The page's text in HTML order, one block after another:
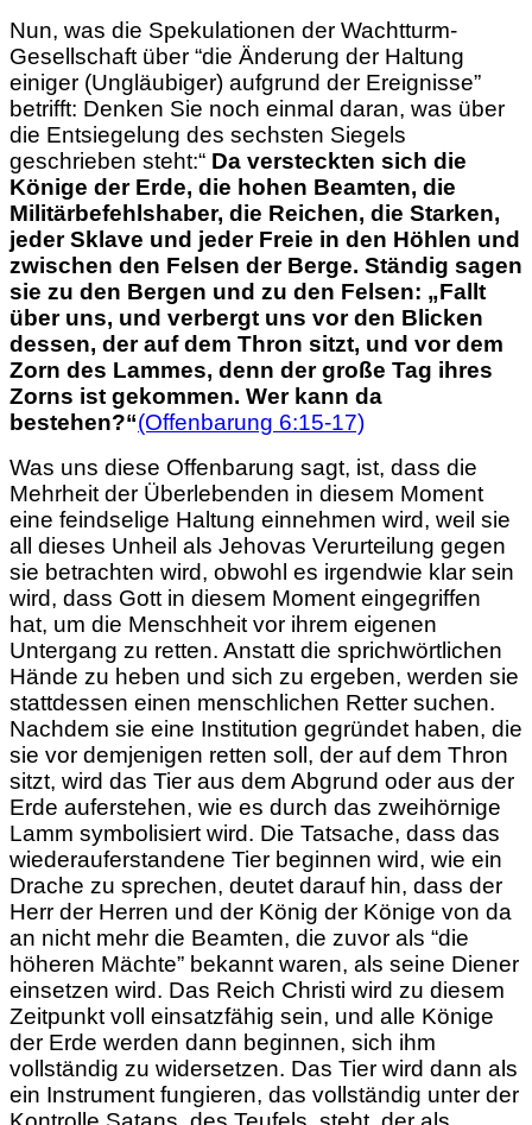
Nun, was die Spekulationen der Wachtturm-
Gesellschaft über “die Änderung der Haltung
einiger (Ungläubiger) aufgrund der Ereignisse”
betrifft: Denken Sie noch einmal daran, was über
die Entsiegelung des sechsten Siegels
geschrieben steht:“ Da versteckten sich die
Könige der Erde, die hohen Beamten, die
Militär­befehlshaber, die Reichen, die Starken,
jeder Sklave und jeder Freie in den Höhlen und
zwischen den Felsen der Berge. Ständig sagen
sie zu den Bergen und zu den Felsen: „Fallt
über uns, und verbergt uns vor den Blicken
dessen, der auf dem Thron sitzt, und vor dem
Zorn des Lammes, denn der große Tag ihres
Zorns ist gekommen. Wer kann da
bestehen?“(Offenbarung 6:15-17)
Was uns diese Offenbarung sagt, ist, dass die
Mehrheit der Überlebenden in diesem Moment
eine feindselige Haltung einnehmen wird, weil sie
all dieses Unheil als Jehovas Verurteilung gegen
sie betrachten wird, obwohl es irgendwie klar sein
wird, dass Gott in diesem Moment eingegriffen
hat, um die Menschheit vor ihrem eigenen
Untergang zu retten. Anstatt die sprichwörtlichen
Hände zu heben und sich zu ergeben, werden sie
stattdessen einen menschlichen Retter suchen.
Nachdem sie eine Institution gegründet haben, die
sie vor demjenigen retten soll, der auf dem Thron
sitzt, wird das Tier aus dem Abgrund oder aus der
Erde auferstehen, wie es durch das zweihörnige
Lamm symbolisiert wird. Die Tatsache, dass das
wiederauferstandene Tier beginnen wird, wie ein
Drache zu sprechen, deutet darauf hin, dass der
Herr der Herren und der König der Könige von da
an nicht mehr die Beamten, die zuvor als “die
höheren Mächte” bekannt waren, als seine Diener
einsetzen wird. Das Reich Christi wird zu diesem
Zeitpunkt voll einsatzfähig sein, und alle Könige
der Erde werden dann beginnen, sich ihm
vollständig zu widersetzen. Das Tier wird dann als
ein Instrument fungieren, das vollständig unter der